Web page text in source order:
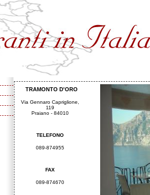
TRAMONTO D'ORO
Via Gennaro Capriglione,
119
Praiano - 84010
TELEFONO
089-874955
FAX
089-874670